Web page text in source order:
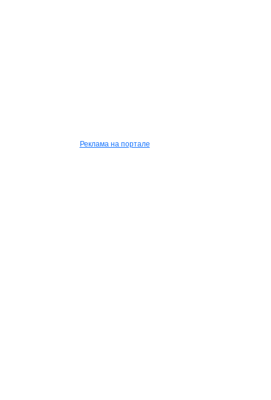
Реклама на портале